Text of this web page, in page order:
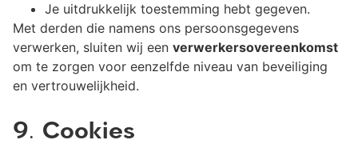
Je uitdrukkelijk toestemming hebt gegeven.
Met derden die namens ons persoonsgegevens
verwerken, sluiten wij een verwerkersovereenkomst
om te zorgen voor eenzelfde niveau van beveiliging
en vertrouwelijkheid.
9. Cookies